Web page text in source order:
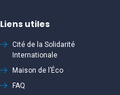
Liens utiles
Cité de la Solidarité
Internationale
Maison de l’Éco
FAQ